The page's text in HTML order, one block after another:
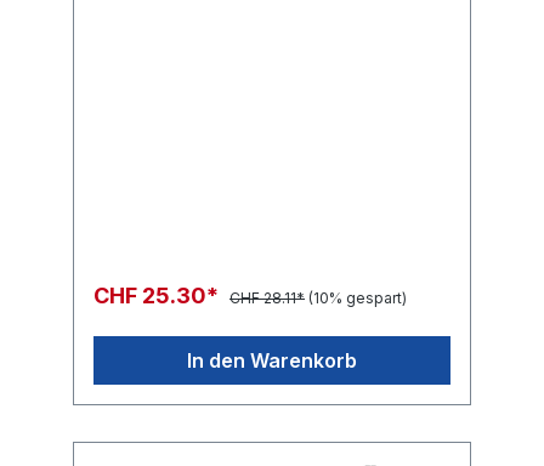
CHF 25.30* CHF 28.11* (10% gespart)
In den Warenkorb